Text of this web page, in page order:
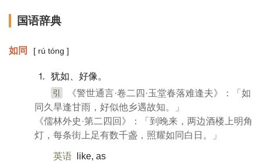
国语辞典
如同 [ rú tóng ]
⒈ 犹如、好像。
引
《警世通言·卷二四·玉堂春落难逢夫》：「如
同久旱逢甘雨，好似他乡遇故知。」
《儒林外史·第二四回》：「到晚来，两边酒楼上明角
灯，每条街上足有数千盏，照耀如同白日。」
英语 like, as